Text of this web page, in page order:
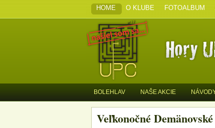
HOME O KLUBE FOTOALBUM
BOLEHLAV NAŠE AKCIE
Veľkonočné